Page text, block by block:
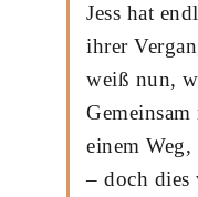
Jess hat
ihrer
weiß nun,
Gemeinsam
einem Weg,
– doch dies